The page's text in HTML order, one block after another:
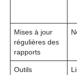
Mises à jour
régulières des
rapports
Outils